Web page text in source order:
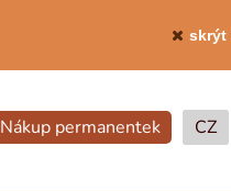
skrýt
Nákup permanentek CZ